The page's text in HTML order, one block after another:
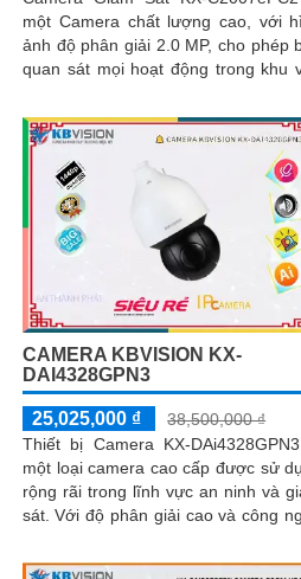
một Camera chất lượng cao, với
ảnh độ phân giải 2.0 MP, cho phép
quan sát mọi hoạt động trong khu
CAMERA KBVISION KX-
DAI4328GPN3
25,025,000 ₫
38,500,000 ₫
Thiết bị Camera KX-
một loại camera cao cấp được sử
rộng rãi trong lĩnh vực an ninh và
sát. Với độ phân giải cao và công nghệ
lượng hình ảnh sắc nét và rõ ràng